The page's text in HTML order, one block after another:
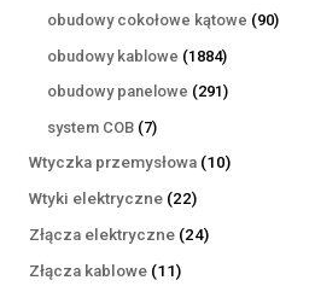
produkty
obudowy cokołowe kątowe 9090
obudowy kablowe 18841884
produkty
obudowy panelowe 291291
system COB 77
produktów
Wtyczka przemysłowa 1010
Wtyki elektryczne 2222
produkty
Złącza elektryczne 2424
Złącza kablowe 1111